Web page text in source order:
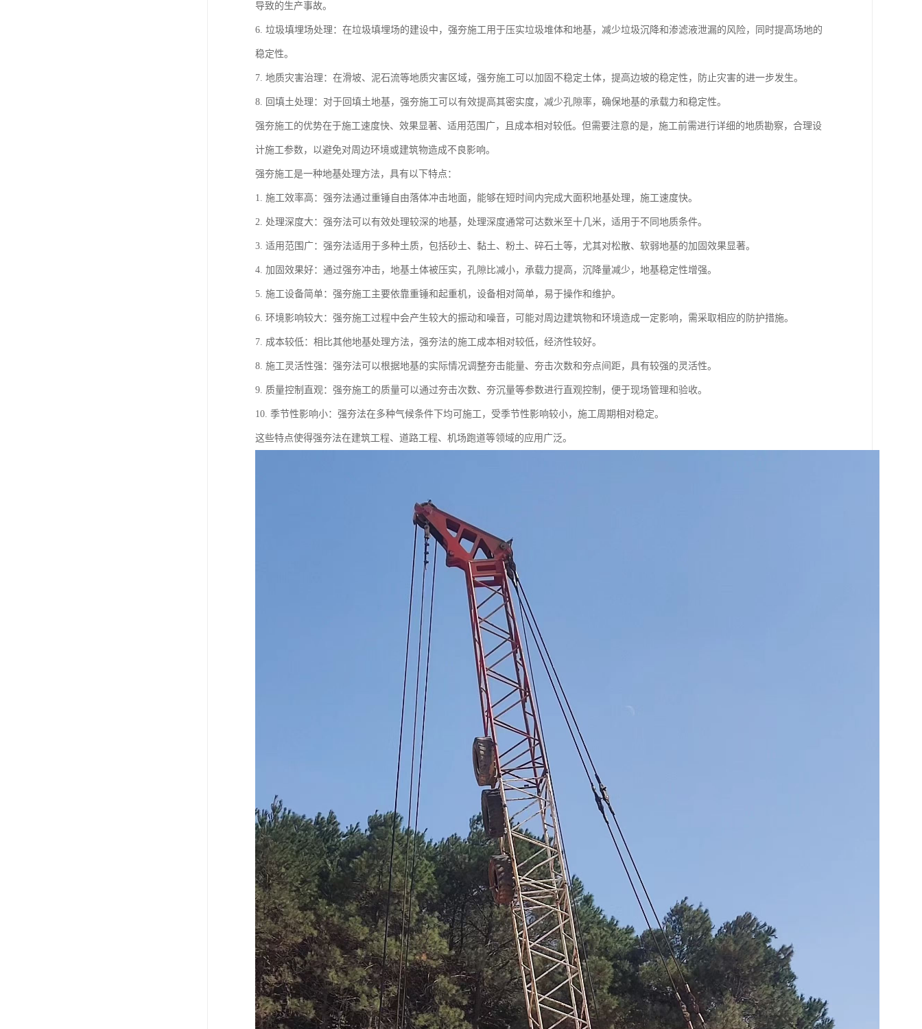
导致的生产事故。
6. 垃圾填埋场处理：在垃圾填埋场的建设中，强夯施工用于压实垃圾堆体和地基，减少垃圾沉降和渗滤液泄漏的风险，同时提高场地的
稳定性。
7. 地质灾害治理：在滑坡、泥石流等地质灾害区域，强夯施工可以加固不稳定土体，提高边坡的稳定性，防止灾害的进一步发生。
8. 回填土处理：对于回填土地基，强夯施工可以有效提高其密实度，减少孔隙率，确保地基的承载力和稳定性。
强夯施工的优势在于施工速度快、效果显著、适用范围广，且成本相对较低。但需要注意的是，施工前需进行详细的地质勘察，合理设
计施工参数，以避免对周边环境或建筑物造成不良影响。
强夯施工是一种地基处理方法，具有以下特点：
1. 施工效率高：强夯法通过重锤自由落体冲击地面，能够在短时间内完成大面积地基处理，施工速度快。
2. 处理深度大：强夯法可以有效处理较深的地基，处理深度通常可达数米至十几米，适用于不同地质条件。
3. 适用范围广：强夯法适用于多种土质，包括砂土、黏土、粉土、碎石土等，尤其对松散、软弱地基的加固效果显著。
4. 加固效果好：通过强夯冲击，地基土体被压实，孔隙比减小，承载力提高，沉降量减少，地基稳定性增强。
5. 施工设备简单：强夯施工主要依靠重锤和起重机，设备相对简单，易于操作和维护。
6. 环境影响较大：强夯施工过程中会产生较大的振动和噪音，可能对周边建筑物和环境造成一定影响，需采取相应的防护措施。
7. 成本较低：相比其他地基处理方法，强夯法的施工成本相对较低，经济性较好。
8. 施工灵活性强：强夯法可以根据地基的实际情况调整夯击能量、夯击次数和夯点间距，具有较强的灵活性。
9. 质量控制直观：强夯施工的质量可以通过夯击次数、夯沉量等参数进行直观控制，便于现场管理和验收。
10. 季节性影响小：强夯法在多种气候条件下均可施工，受季节性影响较小，施工周期相对稳定。
这些特点使得强夯法在建筑工程、道路工程、机场跑道等领域的应用广泛。